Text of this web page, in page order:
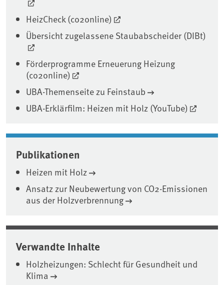
HeizCheck (co2online)
Übersicht zugelassene Staubabscheider (DIBt)
Förderprogramme Erneuerung Heizung
(co2online)
UBA-Themenseite zu Feinstaub
UBA-Erklärfilm: Heizen mit Holz (YouTube)
Publikationen
Heizen mit Holz
Ansatz zur Neubewertung von CO2-Emissionen
aus der Holzverbrennung
Verwandte Inhalte
Holzheizungen: Schlecht für Gesundheit und
Klima